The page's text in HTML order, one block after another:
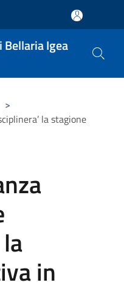
Bellaria Igea
>
la stagione
in